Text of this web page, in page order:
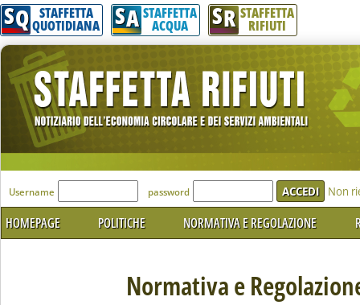
SQ STAFFETTA
QUOTIDIANA SA STAFFETTA
ACQUA SR STAFFETTA
RIFIUTI
'Modulo Login per accedere'
Username password Non
HOMEPAGE POLITICHE NORMATIVA E REGOLAZIONE
Normativa e